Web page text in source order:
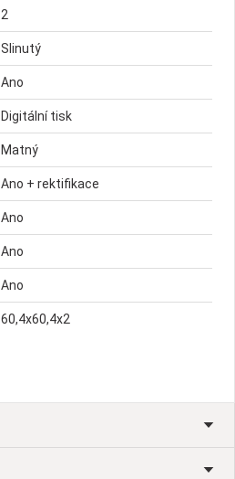
2
Slinutý
Ano
Digitální tisk
Matný
Ano + rektifikace
Ano
Ano
Ano
60,4x60,4x2